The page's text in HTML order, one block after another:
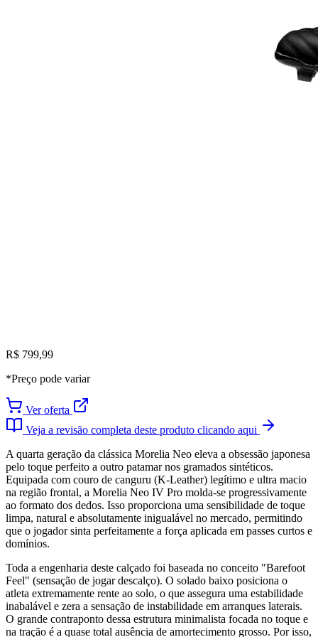
R$ 799,99
*Preço pode variar
Ver oferta
Veja a revisão completa deste produto clicando aqui
A quarta geração da clássica Morelia Neo eleva a obsessão japonesa
pelo toque perfeito a outro patamar nos gramados sintéticos.
Equipada com couro de canguru (K-Leather) legítimo e ultra macio
na região frontal, a Morelia Neo IV Pro molda-se progressivamente
ao formato dos dedos. Isso proporciona uma sensibilidade de toque
limpa, natural e absolutamente inigualável no mercado, permitindo
que o jogador sinta perfeitamente a força aplicada em passes curtos e
domínios.
Toda a engenharia deste calçado foi baseada no conceito "Barefoot
Feel" (sensação de jogar descalço). O solado baixo posiciona o
atleta extremamente rente ao solo, o que assegura uma estabilidade
inabalável e zera a sensação de instabilidade em arranques laterais.
O grande contraponto dessa estrutura minimalista focada no toque e
na tração é a quase total ausência de amortecimento grosso. Por isso,